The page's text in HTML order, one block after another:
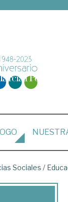
Sociales /